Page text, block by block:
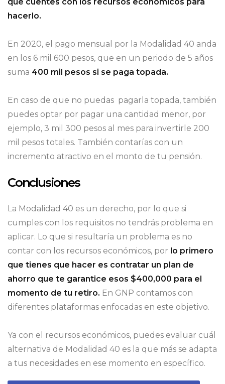
hacerlo.
En 2020, el pago mensual por la Modalidad 40 anda
en los 6 mil 600 pesos, que en un periodo de 5 años
suma 400 mil pesos si se paga topada.
En caso de que no puedas pagarla topada, también
puedes optar por pagar una cantidad menor, por
ejemplo, 3 mil 300 pesos al mes para invertirle 200
mil pesos totales. También contarías con un
incremento atractivo en el monto de tu pensión.
Conclusiones
La Modalidad 40 es un derecho, por lo que si
cumples con los requisitos no tendrás problema en
aplicar. Lo que si resultaría un problema es no
contar con los recursos económicos, por lo primero
que tienes que hacer es contratar un plan de
ahorro que te garantice esos $400,000 para el
momento de tu retiro. En GNP contamos con
diferentes plataformas enfocadas en este objetivo.
Ya con el recursos económicos, puedes evaluar cuál
alternativa de Modalidad 40 es la que más se adapta
a tus necesidades en ese momento en específico.